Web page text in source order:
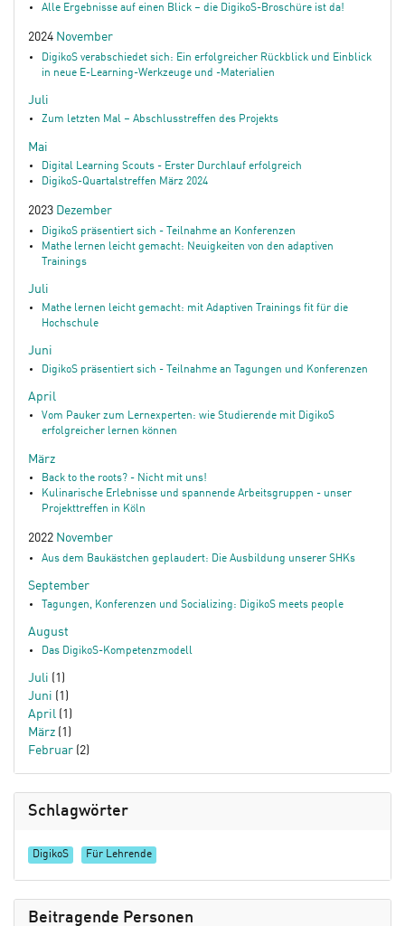
Alle Ergebnisse auf einen Blick – die DigikoS-Broschüre ist da!
2024 November
DigikoS verabschiedet sich: Ein erfolgreicher Rückblick und Einblick
in neue E-Learning-Werkzeuge und -Materialien
Juli
Zum letzten Mal – Abschlusstreffen des Projekts
Mai
Digital Learning Scouts - Erster Durchlauf erfolgreich
DigikoS-Quartalstreffen März 2024
2023 Dezember
DigikoS präsentiert sich - Teilnahme an Konferenzen
Mathe lernen leicht gemacht: Neuigkeiten von den adaptiven
Trainings
Juli
Mathe lernen leicht gemacht: mit Adaptiven Trainings fit für die
Hochschule
Juni
DigikoS präsentiert sich - Teilnahme an Tagungen und Konferenzen
April
Vom Pauker zum Lernexperten: wie Studierende mit DigikoS
erfolgreicher lernen können
März
Back to the roots? - Nicht mit uns!
Kulinarische Erlebnisse und spannende Arbeitsgruppen - unser
Projekttreffen in Köln
2022 November
Aus dem Baukästchen geplaudert: Die Ausbildung unserer SHKs
September
Tagungen, Konferenzen und Socializing: DigikoS meets people
August
Das DigikoS-Kompetenzmodell
Juli (1)
Juni (1)
April (1)
März (1)
Februar (2)
Schlagwörter
DigikoS Für Lehrende
Beitragende Personen